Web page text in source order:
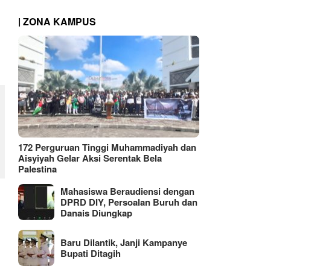
| ZONA KAMPUS
172 Perguruan Tinggi Muhammadiyah dan
Aisyiyah Gelar Aksi Serentak Bela
Palestina
Mahasiswa Beraudiensi dengan
DPRD DIY, Persoalan Buruh dan
Danais Diungkap
Baru Dilantik, Janji Kampanye
Bupati Ditagih